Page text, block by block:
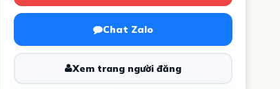
Chat Zalo
Xem trang người đăng